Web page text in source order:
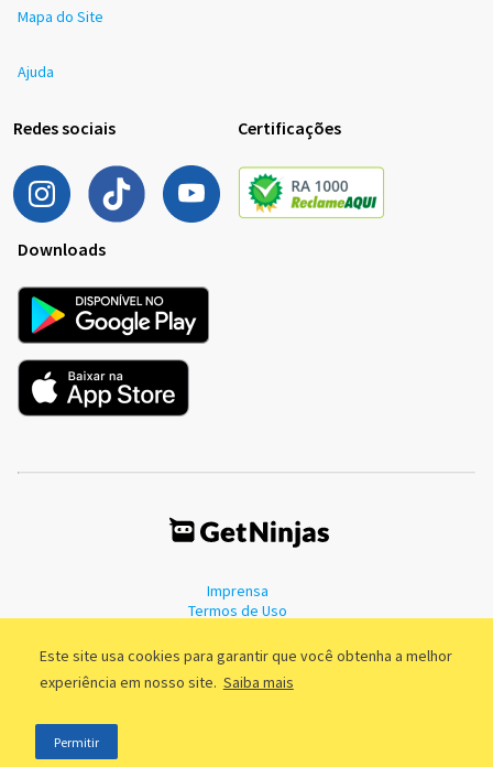
Este site usa cookies para garantir que você obtenha a melhor
experiência em nosso site. Saiba mais
Permitir
Mapa do Site
Ajuda
Redes sociais Certificações
Downloads
Imprensa
Termos de Uso
©2011 - 2026, GetNinjas LTDA. CNPJ 55.744.877/0001-89 - Rua Dr.
Fernandes Coelho, 85 - 3º andar - São Paulo/SP - Brasil